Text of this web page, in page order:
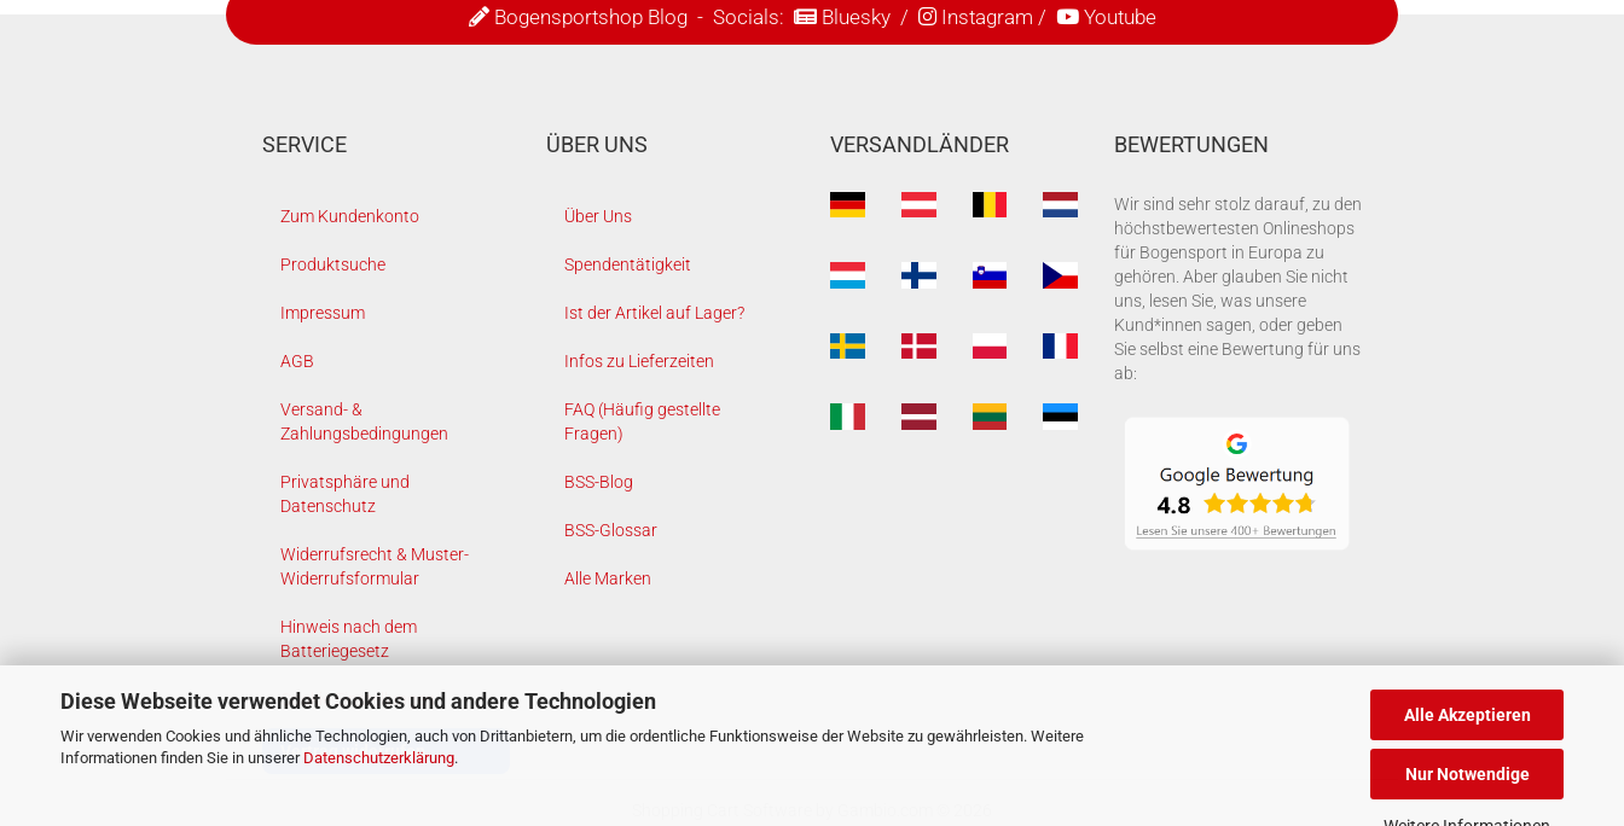
Diese Webseite verwendet Cookies und andere Technologien
Wir verwenden Cookies und ähnliche Technologien, auch von Drittanbietern, um die ordentliche Funktionsweise der Website zu gewährleisten. Weitere
Informationen finden Sie in unserer Datenschutzerklärung.
Alle Akzeptieren
Nur Notwendige
Bogensportshop Blog- Socials: Bluesky/ Instagram / Youtube
SERVICE
Zum Kundenkonto
Produktsuche
Impressum
AGB
Versand- &
Zahlungsbedingungen
Privatsphäre und
Datenschutz
Widerrufsrecht & Muster-
Widerrufsformular
Hinweis nach dem
Batteriegesetz
Cookie Einstellungen
Vertrag widerrufen
ÜBER UNS
Über Uns
Spendentätigkeit
Ist der Artikel auf Lager?
Infos zu Lieferzeiten
FAQ (Häufig gestellte
Fragen)
BSS-Blog
BSS-Glossar
Alle Marken
VERSANDLÄNDER BEWERTUNGEN
Wir sind sehr stolz darauf, zu den
höchstbewertesten Onlineshops
für Bogensport in Europa zu
gehören. Aber glauben Sie nicht
uns, lesen Sie, was unsere
Kund*innen sagen, oder geben
Sie selbst eine Bewertung für uns
ab: